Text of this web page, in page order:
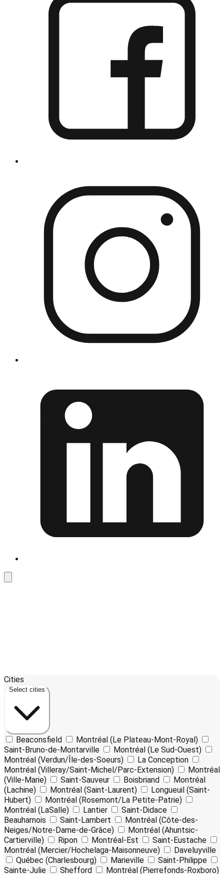
+
−
Cities
Select cities
Beaconsfield
Montréal (Le Plateau-Mont-Royal)
Saint-Bruno-de-Montarville
Montréal (Le Sud-Ouest)
Montréal (Verdun/Île-des-Soeurs)
La Conception
Montréal (Villeray/Saint-Michel/Parc-Extension)
Montréal
(Ville-Marie)
Saint-Sauveur Boisbriand
Montréal
(Lachine)
Montréal (Saint-Laurent)
Longueuil (Saint-
Hubert)
Montréal (Rosemont/La Petite-Patrie)
Montréal (LaSalle)
Lantier
Saint-Didace
Beauharnois
Saint-Lambert
Montréal (Côte-des-
Neiges/Notre-Dame-de-Grâce)
Montréal (Ahuntsic-
Cartierville)
Ripon Montréal-Est
Saint-Eustache
Montréal (Mercier/Hochelaga-Maisonneuve)
Daveluyville
Québec (Charlesbourg)
Marieville
Saint-Philippe
Sainte-Julie
Shefford Montréal (Pierrefonds-Roxboro)